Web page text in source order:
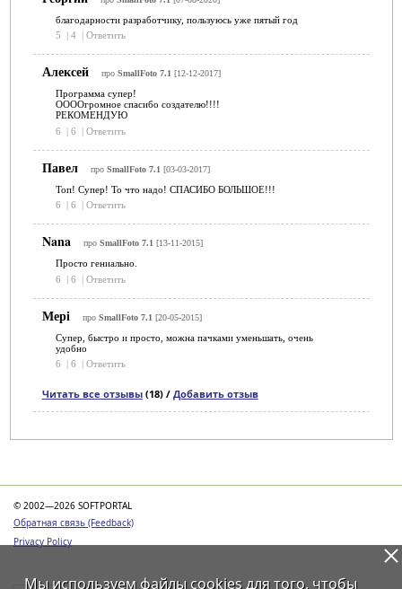
благодарности разработчику, пользуюсь уже пятый год
5
4 Ответить
Алексей про SmallFoto 7.1[12-12-2017]
Программа супер!
ООООгромное спасибо создателю!!!!
РЕКОМЕНДУЮ
6
| 6 | Ответить
Павел про SmallFoto 7.1 [03-03-2017]
Топ! Супер! То что надо! СПАСИБО БОЛЬШОЕ!!!
6
6 Ответить
Nana про SmallFoto 7.1[13-11-2015]
Просто гениально.
6
| 6 | Ответить
Мері про SmallFoto 7.1 [20-05-2015]
Супер, быстро и просто, можна пачками уменьшать, очень
удобно
6
6 Ответить
Читать все отзывы(18) / Добавить отзыв
© 2002—2026 SOFTPORTAL
Обратная связь (Feedback)
Privacy Policy
Мы используем файлы cookiesдля того, чтобы